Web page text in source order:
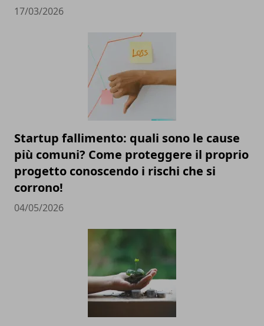
17/03/2026
Startup fallimento: quali sono le cause
più comuni? Come proteggere il proprio
progetto conoscendo i rischi che si
corrono!
04/05/2026